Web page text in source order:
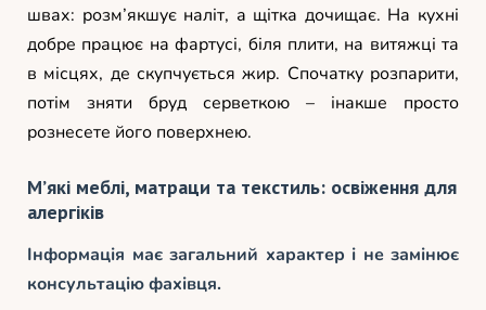
швах: розм’якшує наліт, а щітка дочищає. На кухні
добре працює на фартусі, біля плити, на витяжці та
в місцях, де скупчується жир. Спочатку розпарити,
потім зняти бруд серветкою – інакше просто
рознесете його поверхнею.
М’які меблі, матраци та текстиль: освіження для
алергіків
Інформація має загальний характер і не замінює
консультацію фахівця.